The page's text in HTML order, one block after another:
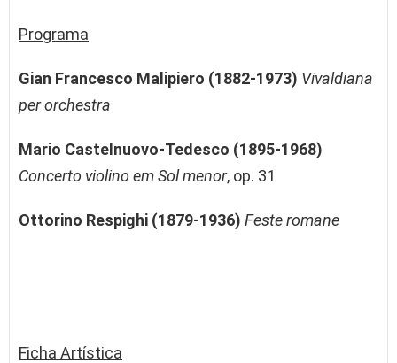
Programa
Gian Francesco Malipiero (1882-1973) Vivaldiana
per orchestra
Mario Castelnuovo-Tedesco (1895-1968)
Concerto violino em Sol menor, op. 31
Ottorino Respighi (1879-1936) Feste romane
Ficha Artística